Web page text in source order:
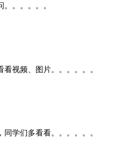
。。。。。
看视频、图片。。。。。。
学们多看看。。。。。。